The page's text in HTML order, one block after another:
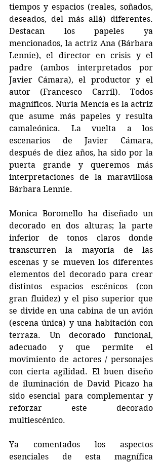
tiempos y espacios (reales, soñados,
deseados, del más allá) diferentes.
Destacan los papeles ya
mencionados, la actriz Ana (Bárbara
Lennie), el director en crisis y el
padre (ambos interpretados por
Javier Cámara), el productor y el
autor (Francesco Carril). Todos
magníficos. Nuria Mencía es la actriz
que asume más papeles y resulta
camaleónica. La vuelta a los
escenarios de Javier Cámara,
después de diez años, ha sido por la
puerta grande y queremos más
interpretaciones de la maravillosa
Bárbara Lennie.
Monica Boromello ha diseñado un
decorado en dos alturas; la parte
inferior de tonos claros donde
transcurren la mayoría de las
escenas y se mueven los diferentes
elementos del decorado para crear
distintos espacios escénicos (con
gran fluidez) y el piso superior que
se divide en una cabina de un avión
(escena única) y una habitación con
terraza. Un decorado funcional,
adecuado y que permite el
movimiento de actores / personajes
con cierta agilidad. El buen diseño
de iluminación de David Picazo ha
sido esencial para complementar y
reforzar este decorado
multiescénico.
Ya comentados los aspectos
esenciales de esta magnífica